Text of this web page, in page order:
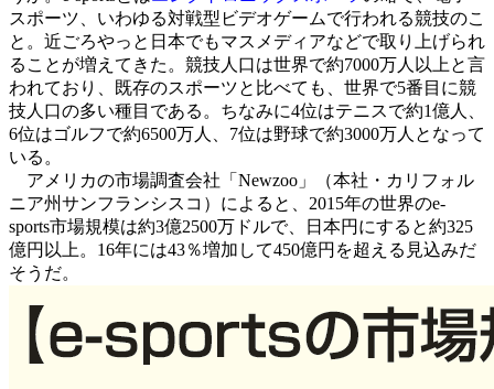
スポーツ、いわゆる対戦型ビデオゲームで行われる競技のこ
と。近ごろやっと日本でもマスメディアなどで取り上げられ
ることが増えてきた。競技人口は世界で約7000万人以上と言
われており、既存のスポーツと比べても、世界で5番目に競
技人口の多い種目である。ちなみに4位はテニスで約1億人、
6位はゴルフで約6500万人、7位は野球で約3000万人となって
いる。
アメリカの市場調査会社「Newzoo」（本社・カリフォル
ニア州サンフランシスコ）によると、2015年の世界のe-
sports市場規模は約3億2500万ドルで、日本円にすると約325
億円以上。16年には43％増加して450億円を超える見込みだ
そうだ。